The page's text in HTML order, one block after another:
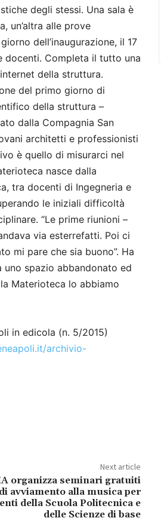
degli stessi. Una sala è
un’altra alle prove
dell’inaugurazione, il 17
docenti. Completa il tutto una
della struttura.
del primo giorno di
della struttura –
dalla Compagnia San
architetti e professionisti
è quello di misurarci nel
nasce dalla
tra docenti di Ingegneria e
le iniziali difficoltà
“Le prime riunioni –
via esterrefatti. Poi ci
mi pare che sia buono”. Ha
uno spazio abbandonato ed
Materioteca lo abbiamo
in edicola (n. 5/2015)
archivio-
Next article
organizza seminari gratuiti
di avviamento alla musica per
della Scuola Politecnica e
delle Scienze di base